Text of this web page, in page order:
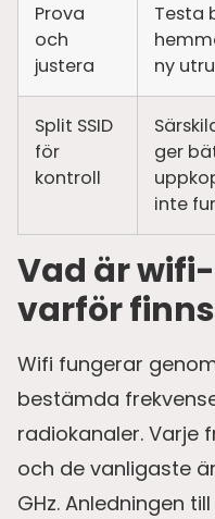
Prova
och
justera
Testa
ny
Split SSID
för
kontroll
ger
inte
Vad är
varför
Wifi fungerar
bestämda
radiokanaler. Varje
och de vanligaste
GHz. Anledningen